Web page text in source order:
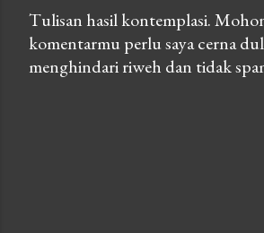
P
o
Tulisan hasil kontemplasi.
komentarmu perlu saya cerna
menghindari riweh dan tidak